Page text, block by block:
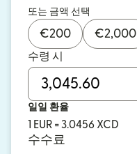
또는 금액 선택
€200 €2,000
수령 시
일일 환율
1 EUR = 3.0456 XCD
수수료